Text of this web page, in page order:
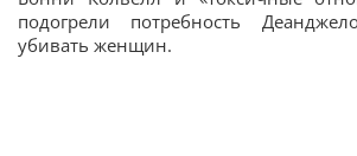
подогрели потребность
убивать женщин.